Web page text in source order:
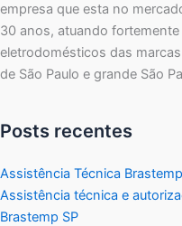
empresa que esta no
30 anos, atuando
eletrodomésticos das marcas
de São Paulo e grande São
Posts recentes
Assistência Técnica
Assistência técnica e
Brastemp SP